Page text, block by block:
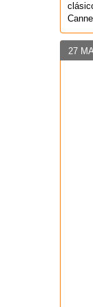
27